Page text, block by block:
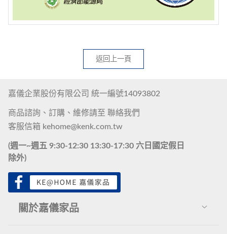
返回上一頁
嘉儀企業股份有限公司 統一編號14093802
商品諮詢、訂購、維修請至 聯絡我們
客服信箱 kehome@kenk.com.tw
(週一~週五 9:30-12:30 13:30-17:30 六日國定假日
除外)
關於嘉儀家品